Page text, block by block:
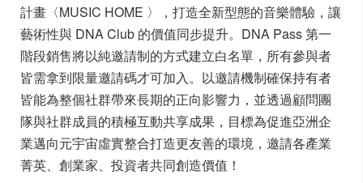
計畫〈MUSIC HOME 〉，打造全新型態的音樂體驗，讓
藝術性與 DNA Club 的價值同步提升。 DNA Pass 第一
階段銷售將以純邀請制的方式建立白名單，所有參與者
皆需拿到限量邀請碼才可加入。以邀請機制確保持有者
皆能為整個社群帶來長期的正向影響力，並透過顧問團
隊與社群成員的積極互動共享成果，目標為促進亞洲企
業邁向元宇宙虛實整合打造更友善的環境，邀請各產業
菁英、創業家、投資者共同創造價值！